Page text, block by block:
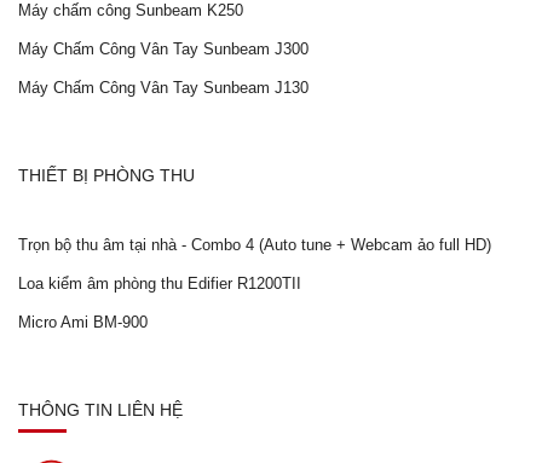
Máy chấm công Sunbeam K250
Máy Chấm Công Vân Tay Sunbeam J300
Máy Chấm Công Vân Tay Sunbeam J130
THIẾT BỊ PHÒNG THU
Trọn bộ thu âm tại nhà - Combo 4 (Auto tune + Webcam ảo full HD)
Loa kiểm âm phòng thu Edifier R1200TII
Micro Ami BM-900
THÔNG TIN LIÊN HỆ